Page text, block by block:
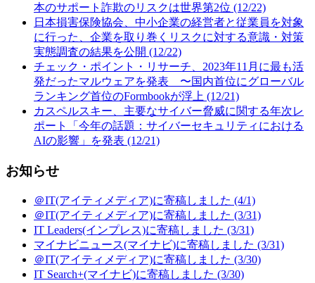
本のサポート詐欺のリスクは世界第2位 (12/22)
日本損害保険協会、中小企業の経営者と従業員を対象
に行った、企業を取り巻くリスクに対する意識・対策
実態調査の結果を公開 (12/22)
チェック・ポイント・リサーチ、2023年11月に最も活
発だったマルウェアを発表 〜国内首位にグローバル
ランキング首位のFormbookが浮上 (12/21)
カスペルスキー、主要なサイバー脅威に関する年次レ
ポート「今年の話題：サイバーセキュリティにおける
AIの影響」を発表 (12/21)
お知らせ
＠IT(アイティメディア)に寄稿しました (4/1)
＠IT(アイティメディア)に寄稿しました (3/31)
IT Leaders(インプレス)に寄稿しました (3/31)
マイナビニュース(マイナビ)に寄稿しました (3/31)
＠IT(アイティメディア)に寄稿しました (3/30)
IT Search+(マイナビ)に寄稿しました (3/30)